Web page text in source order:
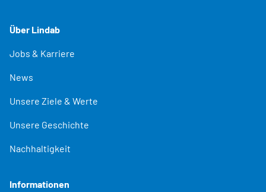
Über Lindab
Jobs & Karriere
News
Unsere Ziele & Werte
Unsere Geschichte
Nachhaltigkeit
Informationen